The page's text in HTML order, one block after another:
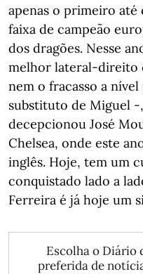
apenas o primeiro até
faixa de campeão
dos dragões. Nesse
melhor lateral-direito
nem o fracasso a
substituto de Miguel -
decepcionou José
Chelsea, onde este
inglês. Hoje, tem um
conquistado lado a
Ferreira é já hoje um
Escolha o Diário
preferida de